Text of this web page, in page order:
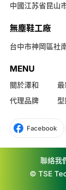
中國江苏省昆山
無塵鞋工廠
台中市神岡區社
MENU
關於澤和
代理品牌
Facebook
聯絡我
© TSE